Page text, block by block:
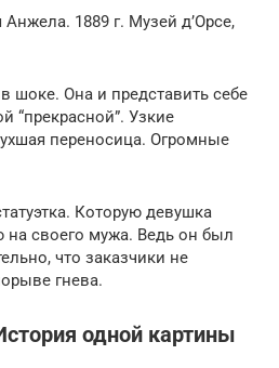
1889 г. Музей д’Орсе,
шоке. Она и представить себе
“прекрасной”. Узкие
переносица. Огромные
Которую девушка
на своего мужа. Ведь он был
что заказчики не
гнева.
одной картины